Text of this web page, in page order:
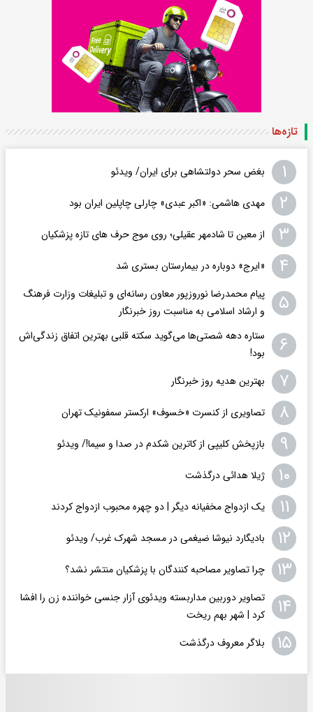
تازه‌ها
۱ بغض سحر دولتشاهی برای ایران/ ویدئو
۲ مهدی هاشمی: «اکبر عبدی» چارلی چاپلین ایران بود
۳ از معین تا شادمهر عقیلی؛ روی موج حرف های تازه پزشکیان
۴ «ایرج» دوباره در بیمارستان بستری شد
۵
پیام محمدرضا نوروزپور معاون رسانه‌ای و تبلیغات وزارت فرهنگ
و ارشاد اسلامی به مناسبت روز خبرنگار
۶
ستاره دهه شصتی‌ها می‌گوید سکته قلبی بهترین اتفاق زندگی‌اش
بود!
۷ بهترین هدیه روز خبرنگار
۸ تصاویری از کنسرت «خسوف» ارکستر سمفونیک تهران
۹ بازپخش کلیپی از کاترین شکدم در صدا و سیما!/ ویدئو
۱۰ ژیلا هدائی درگذشت
۱۱ یک ازدواج مخفیانه دیگر | دو چهره محبوب ازدواج کردند
۱۲ بادیگارد نیوشا ضیغمی در مسجد شهرک غرب/ ویدئو
۱۳ چرا تصاویر مصاحبه کنندگان با پزشکیان منتشر نشد؟
۱۴
تصاویر دوربین مداربسته ویدئوی آزار جنسی خواننده زن را افشا
کرد | شهر بهم ریخت
۱۵ بلاگر معروف درگذشت